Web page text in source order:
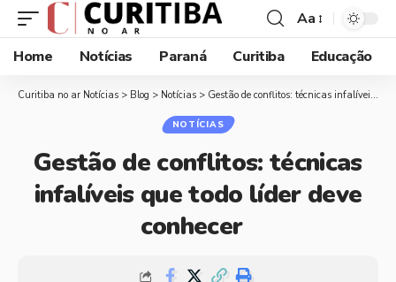
Aa
Home
Notícias Paraná Curitiba Educação
Curitiba no ar Notícias > Blog > Notícias > Gestão de conflitos: técnicas infalíveis que todo líder deve conhecer
NOTÍCIAS
Gestão de conflitos: técnicas
infalíveis que todo líder deve
conhecer